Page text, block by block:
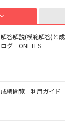
解答解説(模範解答)と
ログ｜ONETES
成績閲覧｜利用ガイド